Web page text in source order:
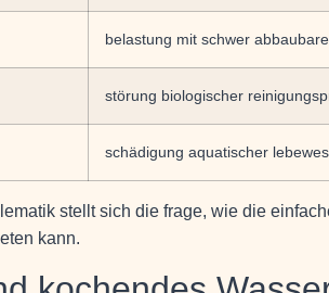
belastung mit schwer
störung biologischer
schädigung aquatischer
stellt sich die frage, wie die
kann.